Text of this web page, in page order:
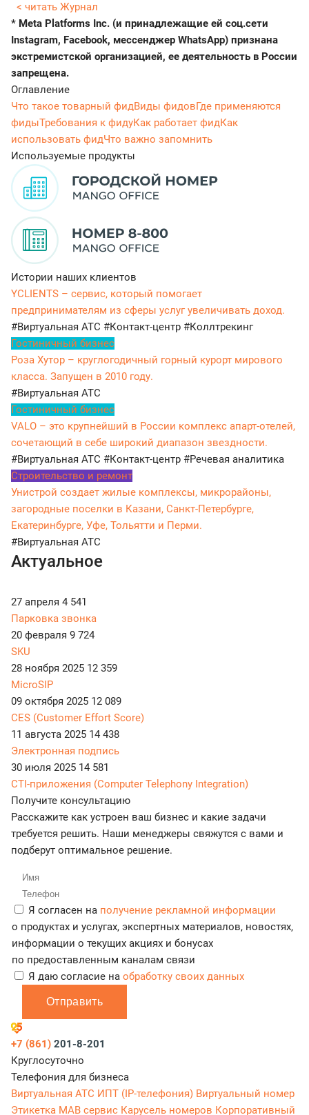
< читать Журнал
* Meta Platforms Inc. (и принадлежащие ей соц.сети
Instagram, Facebook, мессенджер WhatsApp) признана
экстремистской организацией, ее деятельность в России
запрещена.
Оглавление
Что такое товарный фидВиды фидовГде применяются
фидыТребования к фидуКак работает фидКак
использовать фидЧто важно запомнить
Используемые продукты
Истории наших клиентов
YCLIENTS – сервис, который помогает
предпринимателям из сферы услуг увеличивать доход.
#Виртуальная АТС #Контакт-центр #Коллтрекинг
Гостиничный бизнес
Роза Хутор – круглогодичный горный курорт мирового
класса. Запущен в 2010 году.
#Виртуальная АТС
Гостиничный бизнес
VALO – это крупнейший в России комплекс апарт-отелей,
сочетающий в себе широкий диапазон звездности.
#Виртуальная АТС #Контакт-центр #Речевая аналитика
Строительство и ремонт
Унистрой создает жилые комплексы, микрорайоны,
загородные поселки в Казани, Санкт-Петербурге,
Екатеринбурге, Уфе, Тольятти и Перми.
#Виртуальная АТС
Актуальное
27 апреля 4 541
Парковка звонка
20 февраля 9 724
SKU
28 ноября 2025 12 359
MicroSIP
09 октября 2025 12 089
CES (Customer Effort Score)
11 августа 2025 14 438
Электронная подпись
30 июля 2025 14 581
CTI-приложения (Computer Telephony Integration)
Получите консультацию
Расскажите как устроен ваш бизнес и какие задачи
требуется решить. Наши менеджеры свяжутся с вами и
подберут оптимальное решение.
Я согласен на получение рекламной информации
о продуктах и услугах, экспертных материалов, новостях,
информации о текущих акциях и бонусах
по предоставленным каналам связи
Я даю согласие на обработку своих данных
Отправить
+7 (861) 201-8-201
Круглосуточно
Телефония для бизнеса
Виртуальная АТС ИПТ (IP-телефония) Виртуальный номер
Этикетка МАВ сервис Карусель номеров Корпоративный